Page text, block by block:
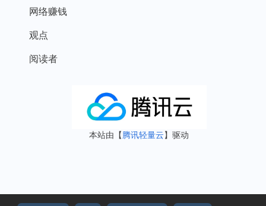
网络赚钱
观点
阅读者
本站由【腾讯轻量云】驱动